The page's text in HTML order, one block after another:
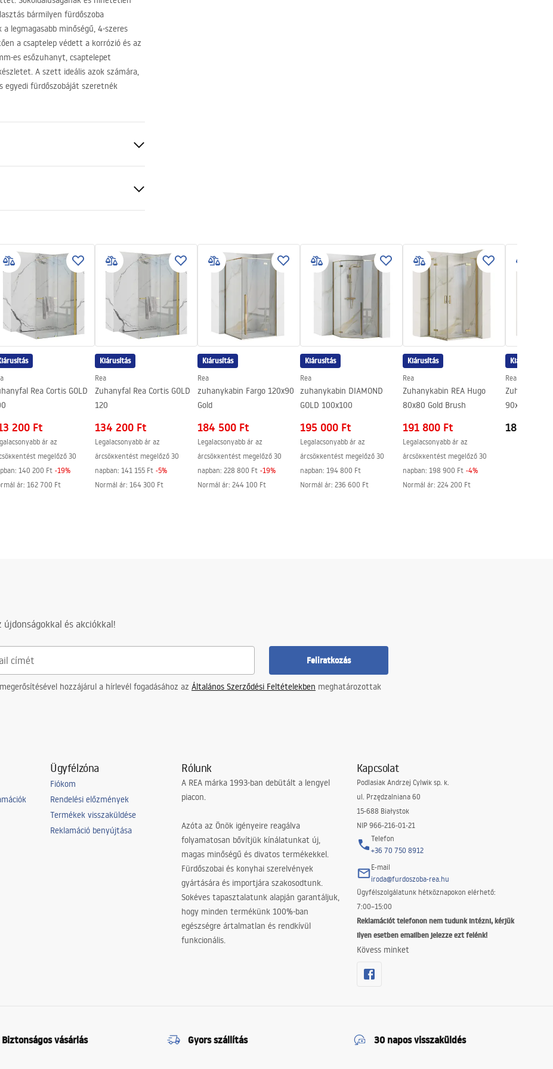
bármilyen fürdőszoba
legmagasabb minőségű, 4-szeres
a csaptelep védett a korrózió és az
es esőzuhanyt, csaptelepet
A szett ideális azok számára,
egyedi fürdőszobáját szeretnék
Faucets_-_5.pdf
Rea Cortis GOLD
200 Ft
ár az
megelőző 30
140 200 Ft -19%
ár: 162 700 Ft
Kiárusítás
Rea
Zuhanyfal Rea Cortis GOLD
120
134 200 Ft
Legalacsonyabb ár az
árcsökkentést megelőző 30
napban: 141 155 Ft -5%
Normál ár: 164 300 Ft
Kiárusítás
Rea
zuhanykabin Fargo 120x90
Gold
184 500 Ft
Legalacsonyabb ár az
árcsökkentést megelőző 30
napban: 228 800 Ft -19%
Normál ár: 244 100 Ft
Kiárusítás
Rea
zuhanykabin DIAMOND
GOLD 100x100
195 000 Ft
Legalacsonyabb ár az
árcsökkentést megelőző 30
napban: 194 800 Ft
Normál ár: 236 600 Ft
Kiárusítás
Rea
Zuhanykabin REA Hugo
80x80 Gold Brush
191 800 Ft
Legalacsonyabb ár az
árcsökkentést megelőző 30
napban: 198 900 Ft -4%
Normál ár: 224 200 Ft
Kiárusítás
Rea
Zuhanykabin
90x90 Gold
188 700
újdonságokkal és akciókkal!
Feliratkozás
hozzájárul a hírlevél fogadásához az Általános Szerződési Feltételekben meghatározottak
Ügyfélzóna
Fiókom
Rendelési előzmények
Termékek visszaküldése
Reklamáció benyújtása
Rólunk
A REA márka 1993-ban debütált a lengyel
piacon.
Azóta az Önök igényeire reagálva
folyamatosan bővítjük kínálatunkat új,
magas minőségű és divatos termékekkel.
Fürdőszobai és konyhai szerelvények
gyártására és importjára szakosodtunk.
Sokéves tapasztalatunk alapján garantáljuk,
hogy minden termékünk 100%-ban
egészségre ártalmatlan és rendkívül
funkcionális.
Kapcsolat
Podlasiak Andrzej Cylwik sp. k.
ul. Przędzalniana 60
15-688 Białystok
NIP 966-216-01-21
Telefon
+36 70 750 8912
E-mail
iroda@furdoszoba-rea.hu
Ügyfélszolgálatunk hétköznapokon elérhető:
7:00–15:00
Reklamációt telefonon nem tudunk intézni, kérjük
ilyen esetben emailben jelezze ezt felénk!
Kövess minket
Biztonságos vásárlás Gyors szállítás 30 napos visszaküldés